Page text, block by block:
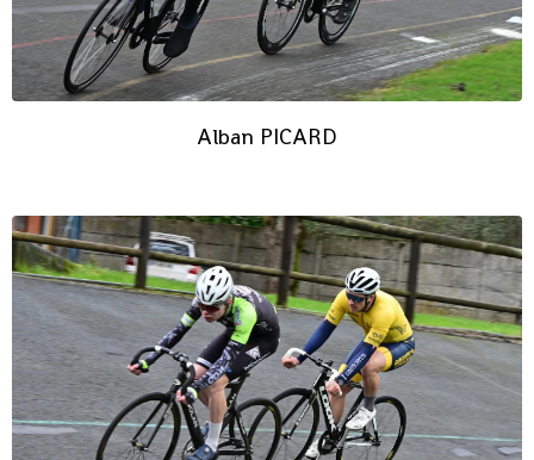
Alban PICARD